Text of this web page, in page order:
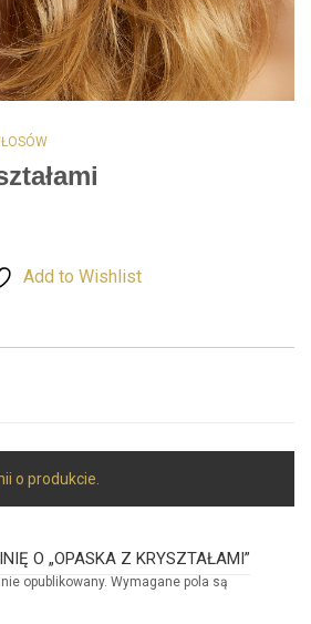
Add to Wishlist
o produkcie.
O „OPASKA Z KRYSZTAŁAMI”
opublikowany. Wymagane pola są